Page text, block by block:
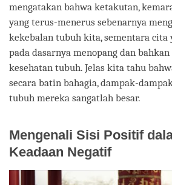
mengatakan bahwa ketakutan,
yang terus-menerus sebenarnya
kekebalan tubuh kita, sementara cita
pada dasarnya menopang dan
kesehatan tubuh. Jelas kita tahu
secara batin bahagia, dampak-
tubuh mereka sangatlah besar.
Mengenali Sisi Positif
Keadaan Negatif